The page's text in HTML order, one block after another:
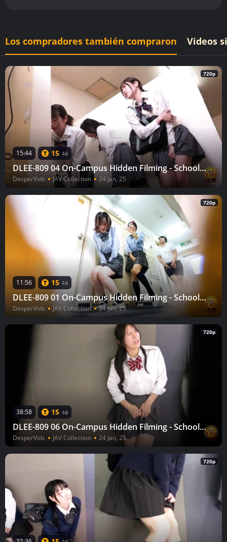
Los compradores también compraron Videos
720p
15:44 15 18
DLEE-809 04 On-Campus Hidden Filming - Schoolgirls Line Super Peeing 2
DesperVids JAV Collection 24 Jan, 25
720p
11:56 15 18
DLEE-809 01 On-Campus Hidden Filming - Schoolgirls Line Super Peeing 2
DesperVids JAV Collection 24 Jan, 25
720p
38:58 15 18
DLEE-809 06 On-Campus Hidden Filming - Schoolgirls Line Super Peeing 2
DesperVids JAV Collection 24 Jan, 25
720p